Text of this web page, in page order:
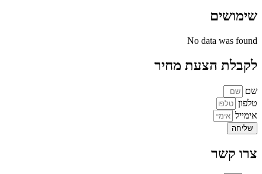
שימושים
No data was found
לקבלת הצעת מחיר
שם
טלפון
אימייל
שליחה
צרו קשר